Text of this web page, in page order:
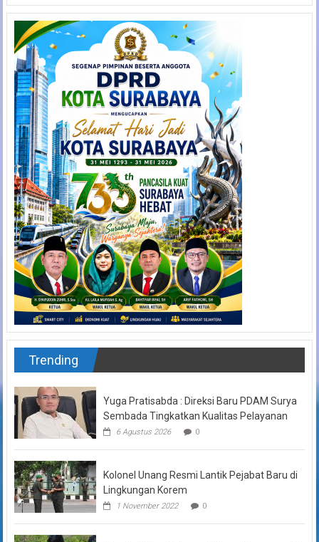
Trending
Yuga Pratisabda : Direksi Baru PDAM Surya
Sembada Tingkatkan Kualitas Pelayanan
6 Agustus 2026 0
Kolonel Unang Resmi Lantik Pejabat Baru di
Lingkungan Korem
1 November 2022 0